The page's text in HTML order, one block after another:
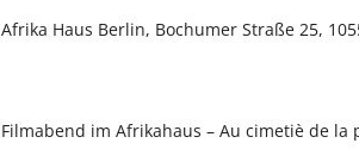
Afrika Haus Berlin, Bochumer Straße 25,
Filmabend im Afrikahaus – Au cimetiè de la